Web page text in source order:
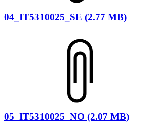
04_IT5310025_SE (2.77 MB)
05_IT5310025_NO (2.07 MB)